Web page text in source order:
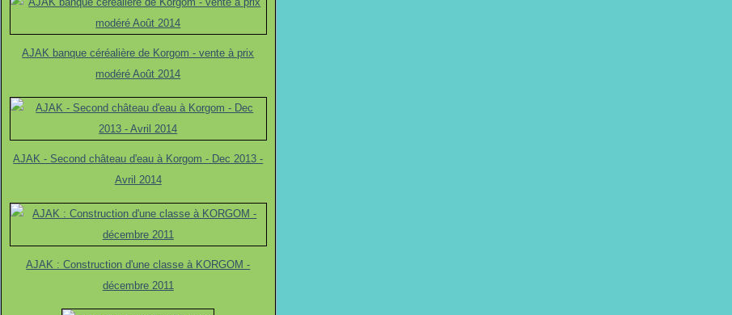
AJAK banque céréalière de Korgom - vente à prix
modéré Août 2014
AJAK - Second château d'eau à Korgom - Dec 2013 -
Avril 2014
AJAK : Construction d'une classe à KORGOM -
décembre 2011